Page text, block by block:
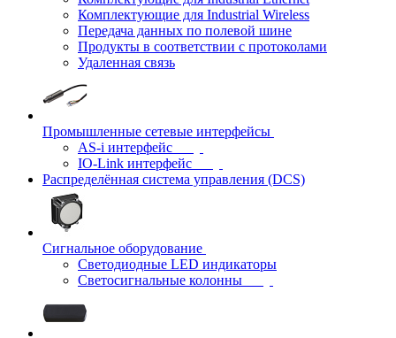
Комплектующие для Industrial Wireless
Передача данных по полевой шине
Продукты в соответствии с протоколами
Удаленная связь
Промышленные сетевые интерфейсы
AS-i интерфейс
IO-Link интерфейс
Распределённая система управления (DCS)
Сигнальное оборудование
Светодиодные LED индикаторы
Светосигнальные колонны